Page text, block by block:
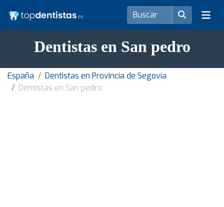
Dentistas en San pedro
España
Dentistas en Provincia de Segovia
Dentistas en San pedro